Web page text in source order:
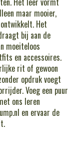
maar mooier,
Het
bij aan de
moeiteloos
en accessoires.
rit of gewoon
opdruk voegt
Voeg een puur
ons leren
en ervaar de